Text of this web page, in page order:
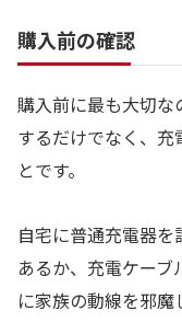
購入前の確認
購入前に最も大切
するだけでなく、
とです。
自宅に普通充電器
あるか、充電ケー
に家族の動線を邪魔